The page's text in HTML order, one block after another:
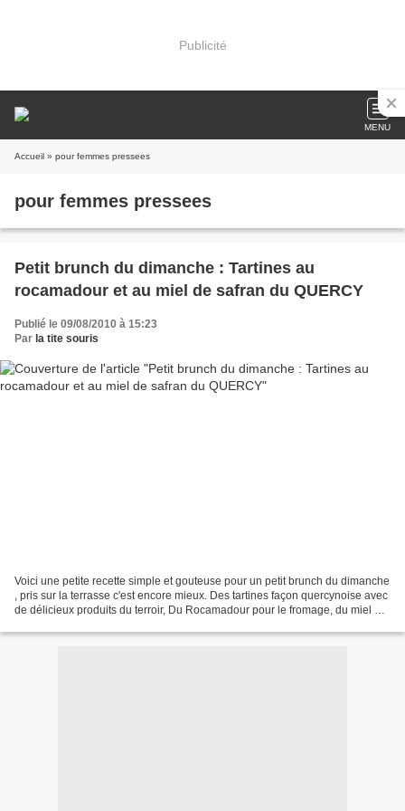
Publicité
MENU
Accueil » pour femmes pressees
pour femmes pressees
Petit brunch du dimanche : Tartines au
rocamadour et au miel de safran du QUERCY
Publié le 09/08/2010 à 15:23
Par la tite souris
Voici une petite recette simple et gouteuse pour un petit brunch du dimanche
, pris sur la terrasse c'est encore mieux. Des tartines façon quercynoise avec
de délicieux produits du terroir, Du Rocamadour pour le fromage, du miel de